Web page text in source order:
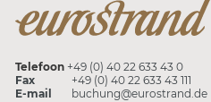
Telefoon +49 (0) 40 22 633 43 0
Fax
+49 (0) 40 22 633 43 111
E-mail
buchung@eurostrand.de